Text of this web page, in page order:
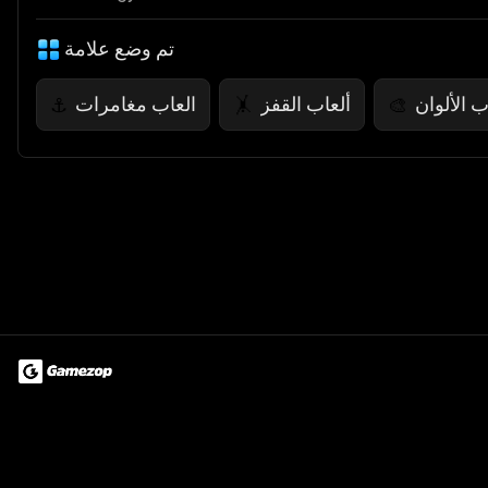
تم وضع علامة
⚓ العاب مغامرات 🤸 ألعاب القفز 🎨 الألوان